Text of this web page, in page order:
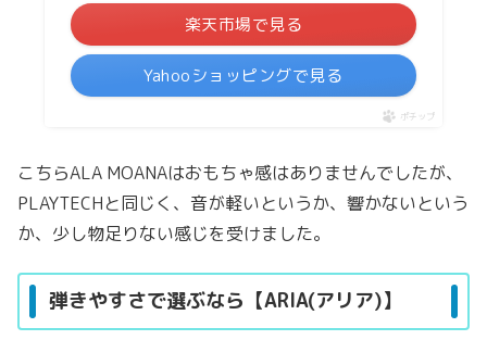
楽天市場で見る
Yahooショッピングで見る
ポチップ
こちらALA MOANAはおもちゃ感はありませんでしたが、
PLAYTECHと同じく、音が軽いというか、響かないという
か、少し物足りない感じを受けました。
弾きやすさで選ぶなら【ARIA(アリア)】